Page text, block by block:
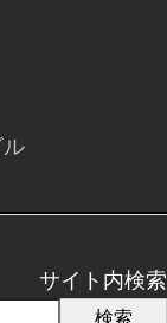
サイト内検索
検索